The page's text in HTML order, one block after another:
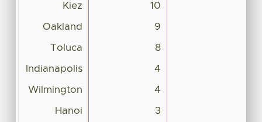
Kiez 10
Oakland 9
Toluca 8
Indianapolis 4
Wilmington 4
Hanoi 3